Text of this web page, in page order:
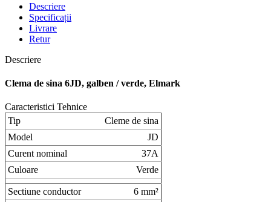
Descriere
Specificații
Livrare
Retur
Descriere
Clema de sina 6JD, galben / verde, Elmark
Caracteristici Tehnice
Tip
Cleme de sina
Model
JD
Curent nominal
37A
Culoare
Verde
Sectiune conductor
6 mm²